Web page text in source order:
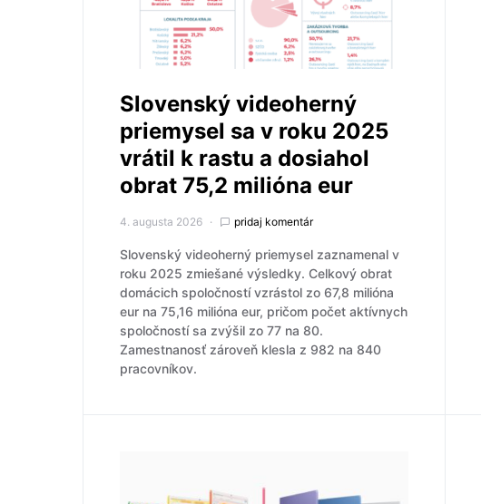
Slovenský videoherný
priemysel sa v roku 2025
vrátil k rastu a dosiahol
obrat 75,2 milióna eur
4. augusta 2026 pridaj komentár
Slovenský videoherný priemysel zaznamenal v
roku 2025 zmiešané výsledky. Celkový obrat
domácich spoločností vzrástol zo 67,8 milióna
eur na 75,16 milióna eur, pričom počet aktívnych
spoločností sa zvýšil zo 77 na 80.
Zamestnanosť zároveň klesla z 982 na 840
pracovníkov.